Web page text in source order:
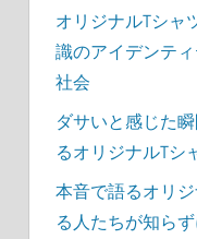
オリジナルTシャ
識のアイデンテ
社会
ダサいと感じた
るオリジナルTシ
本音で語るオリ
る人たちが知ら